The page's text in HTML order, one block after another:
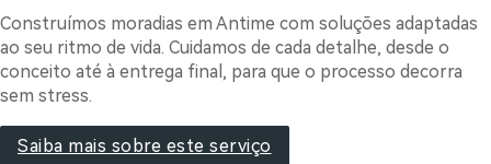
Construímos moradias em Antime com soluções adaptadas
ao seu ritmo de vida. Cuidamos de cada detalhe, desde o
conceito até à entrega final, para que o processo decorra
sem stress.
Saiba mais sobre este serviço